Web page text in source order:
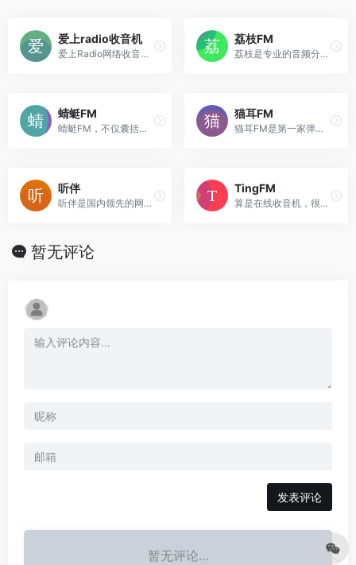
爱上radio收音机
爱上Radio网络收音机，全球海量电台，优听轻松共享，无限有声读物，每天快乐相伴。整合了国内外众多电台频道和有声读物，致力于广播行业的文化推广和精神传播。我们让乡音在异国他乡的同胞心里不再是一枚邮票，我们也会带你到遥远的国度体会别样风情。
荔枝FM
荔枝是专业的音频分享平台,汇集了听音乐,英语,睡前故事,儿童故事,有声小说,相声段子,历史人文,有声书等数亿条音频,超过2亿用户选择的网络FM,随时随地，想听就听，你喜爱的音频尽在荔枝。
蜻蜓FM
蜻蜓FM，不仅囊括数千家FM广播电台，还涵盖有声小说、儿童故事、相声评书、戏曲、音乐、脱口秀、鬼故事、情感故事、财经科技、新闻历史人文、健康教育等30多类的有声读物或音频节目。更有高晓松、老梁、张召忠、蒋勋等精品有声读物和音频在线收听。蜻蜓FM作为用户喜爱的有声听书应用，为广大听众呈现前沿丰富的有声读物、有声小说和广播电台节目。下载蜻蜓fm，听书听小说听电台，更多的世界用听的。
猫耳FM
猫耳FM是第一家弹幕音图站,同时也是中国声优基地,在这里可以听电台,音乐,翻唱,小说和广播剧,用二次元声音连接三次元.
听伴
听伴是国内领先的网络电台,汇聚了当前热门的网络电台节目如;音乐,相声,评书,脱口秀,鬼故事,广播剧等高质量音频节目。移动互联网的个性化手机电台,热门音频节目在线收听首选！
TingFM
算是在线收音机，很多收音机电台和频道。
暂无评论
发表评论
暂无评论...